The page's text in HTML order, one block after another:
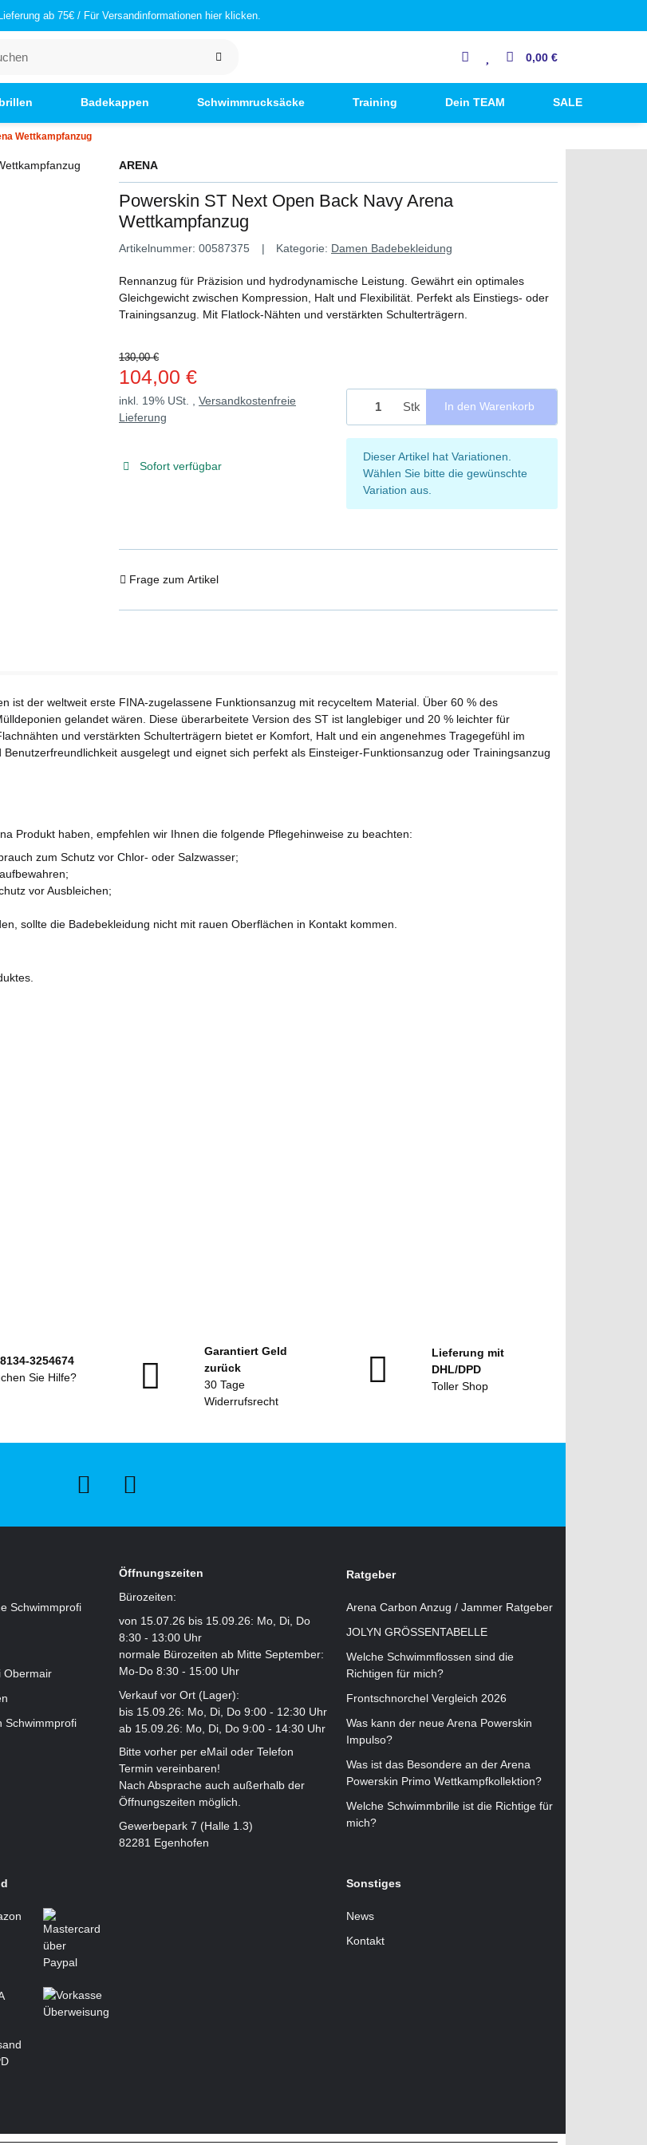
ab 75€ / Für Versandinformationen hier klicken.
0,00 €
Badekappen Schwimmrucksäcke Training Dein TEAM SALE
Wettkampfanzug
ARENA
Powerskin ST Next Open Back Navy Arena
Wettkampfanzug
Artikelnummer: 00587375 Kategorie: Damen Badebekleidung
Rennanzug für Präzision und hydrodynamische Leistung. Gewährt ein optimales
Gleichgewicht zwischen Kompression, Halt und Flexibilität. Perfekt als Einstiegs- oder
Trainingsanzug. Mit Flatlock-Nähten und verstärkten Schulterträgern.
130,00 €
104,00 €
inkl. 19% USt. , Versandkostenfreie
Lieferung
Sofort verfügbar
Stk In den Warenkorb
x
Dieser Artikel hat Variationen.
Wählen Sie bitte die gewünschte
Variation aus.
Frage zum Artikel
ist der weltweit erste FINA-zugelassene Funktionsanzug mit recyceltem Material. Über 60 % des
gelandet wären. Diese überarbeitete Version des ST ist langlebiger und 20 % leichter für
und verstärkten Schulterträgern bietet er Komfort, Halt und ein angenehmes Tragegefühl im
ausgelegt und eignet sich perfekt als Einsteiger-Funktionsanzug oder Trainingsanzug
Produkt haben, empfehlen wir Ihnen die folgende Pflegehinweise zu beachten:
zum Schutz vor Chlor- oder Salzwasser;
vor Ausbleichen;
sollte die Badebekleidung nicht mit rauen Oberflächen in Kontakt kommen.
13,00 €
3254674
Sie Hilfe?
Garantiert Geld
zurück
30 Tage
Widerrufsrecht
Lieferung mit
DHL/DPD
Toller Shop
Schwimmprofi
Obermair
Schwimmprofi
Öffnungszeiten
Bürozeiten:
von 15.07.26 bis 15.09.26: Mo, Di, Do
8:30 - 13:00 Uhr
normale Bürozeiten ab Mitte September:
Mo-Do 8:30 - 15:00 Uhr
Verkauf vor Ort (Lager):
bis 15.09.26: Mo, Di, Do 9:00 - 12:30 Uhr
ab 15.09.26: Mo, Di, Do 9:00 - 14:30 Uhr
Bitte vorher per eMail oder Telefon
Termin vereinbaren!
Nach Absprache auch außerhalb der
Öffnungszeiten möglich.
Gewerbepark 7 (Halle 1.3)
82281 Egenhofen
Ratgeber
Arena Carbon Anzug / Jammer Ratgeber
JOLYN GRÖSSENTABELLE
Welche Schwimmflossen sind die
Richtigen für mich?
Frontschnorchel Vergleich 2026
Was kann der neue Arena Powerskin
Impulso?
Was ist das Besondere an der Arena
Powerskin Primo Wettkampfkollektion?
Welche Schwimmbrille ist die Richtige für
mich?
Sonstiges
News
Kontakt